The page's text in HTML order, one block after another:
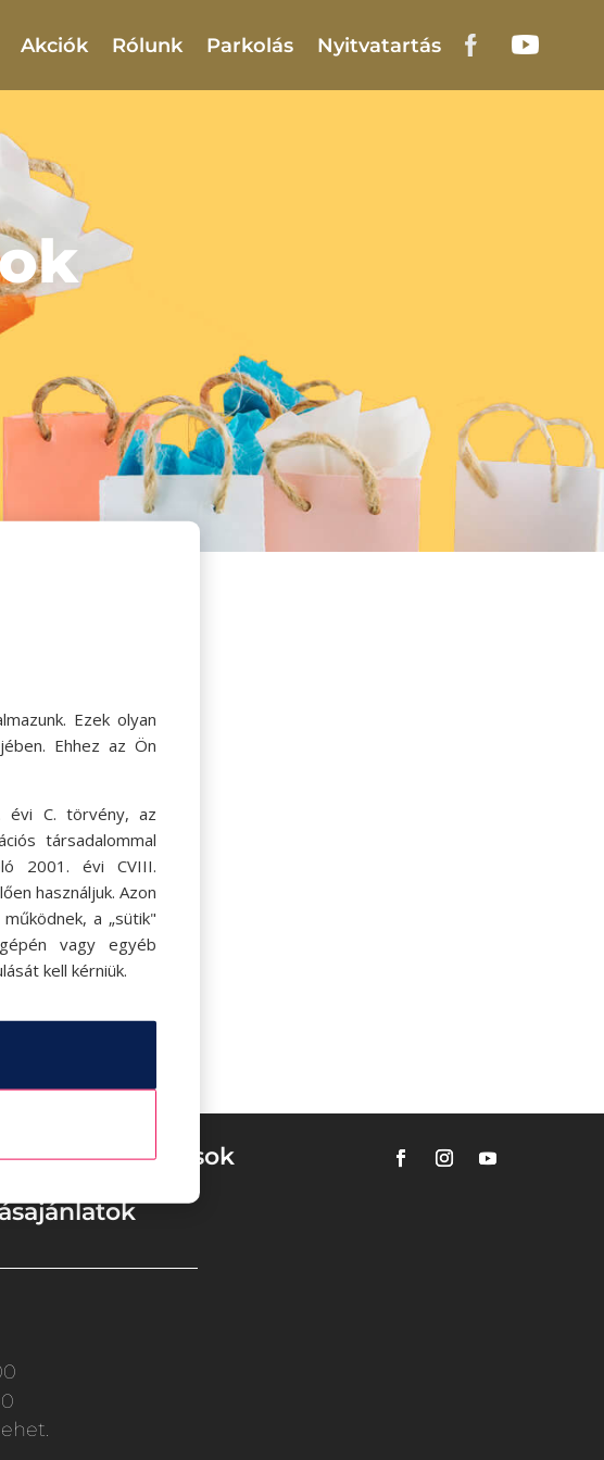
Akciók Rólunk Parkolás Nyitvatartás
Aktualitások
Ezek olyan
Ehhez az Ön
évi C. törvény, az
társadalommal
2001. évi CVIII.
használjuk. Azon
a „sütik"
vagy egyéb
kell kérniük.